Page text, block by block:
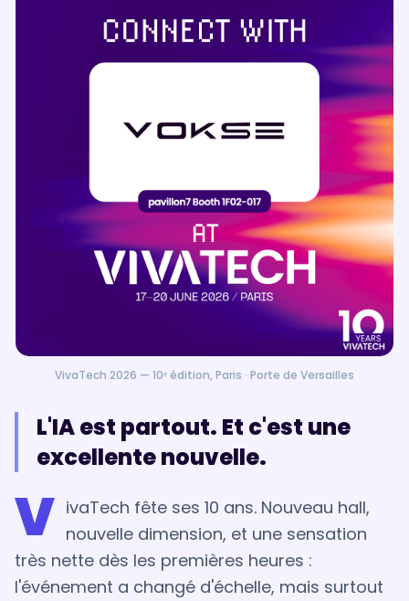
VivaTech 2026 — 10ᵉ édition, Paris · Porte de Versailles
L'IA est partout. Et c'est une
excellente nouvelle.
V ivaTech fête ses 10 ans. Nouveau hall,
nouvelle dimension, et une sensation
très nette dès les premières heures :
l'événement a changé d'échelle, mais surtout